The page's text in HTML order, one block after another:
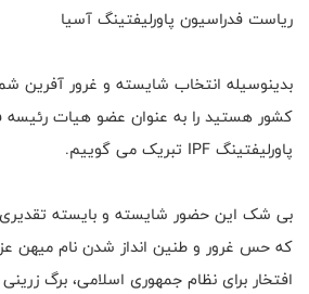
ریاست‌ فدراسیون پاورلیفتینگ آسیا
بدینوسیله انتخاب شایسته و غرور آفرین
کشور هستید را به عنوان عضو هیات رئیسه
پاورليفتينگ IPF تبریک می گوییم.
بی شک این حضور شایسته و بایسته تقدیری
که حس غرور و طنین انداز شدن نام میهن
افتخار برای نظام‌ جمهوری اسلامی، برگ